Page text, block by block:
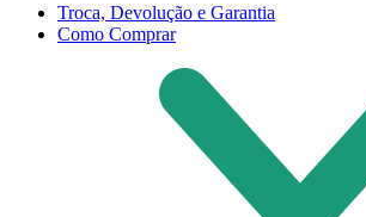
Troca, Devolução e Garantia
Como Comprar